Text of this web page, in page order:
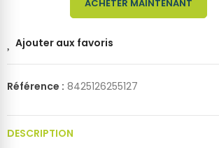
ACHETER MAINTENANT
Ajouter aux favoris
Référence : 8425126255127
DESCRIPTION